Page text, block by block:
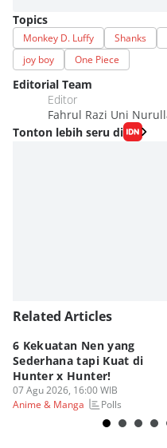
Topics
Monkey D. Luffy Shanks
joy boy
One Piece
Editorial Team
Editor
Fahrul Razi Uni
Tonton lebih seru di
Related Articles
6 Kekuatan Nen yang
Sederhana tapi Kuat di
Hunter x Hunter!
07 Agu 2026, 16:00 WIB
Anime & Manga
Polls